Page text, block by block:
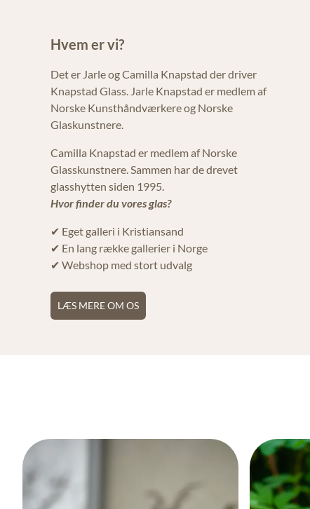
Hvem er vi?
Det er Jarle og Camilla Knapstad der driver
Knapstad Glass. Jarle Knapstad er medlem af
Norske Kunsthåndværkere og Norske
Glaskunstnere.
Camilla Knapstad er medlem af Norske
Glasskunstnere. Sammen har de drevet
glasshytten siden 1995.
Hvor finder du vores glas?
✔ Eget galleri i Kristiansand
✔ En lang række gallerier i Norge
✔ Webshop med stort udvalg
LÆS MERE OM OS